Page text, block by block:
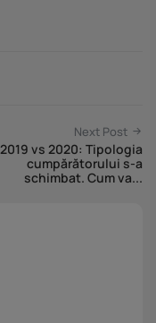
Next Post
2019 vs 2020: Tipologia
cumpărătorului s-a
schimbat. Cum va...